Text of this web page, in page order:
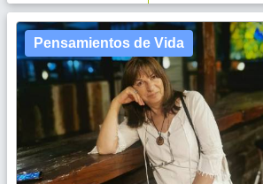
Pensamientos de Vida